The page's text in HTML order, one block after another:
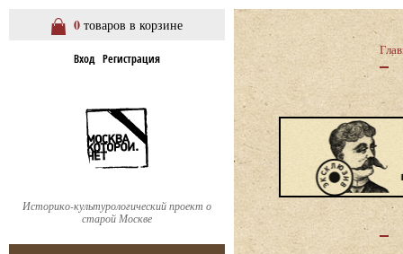
0 товаров в корзине
Вход Регистрация
Историко-культурологический проект о
старой Москве